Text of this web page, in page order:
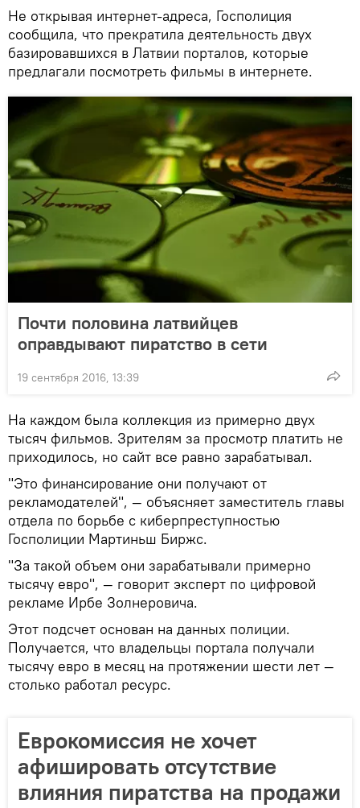
Не открывая интернет-адреса, Госполиция
сообщила, что прекратила деятельность двух
базировавшихся в Латвии порталов, которые
предлагали посмотреть фильмы в интернете.
Почти половина латвийцев
оправдывают пиратство в сети
19 сентября 2016, 13:39
На каждом была коллекция из примерно двух
тысяч фильмов. Зрителям за просмотр платить не
приходилось, но сайт все равно зарабатывал.
"Это финансирование они получают от
рекламодателей", — объясняет заместитель главы
отдела по борьбе с киберпреступностью
Госполиции Мартиньш Биржс.
"За такой объем они зарабатывали примерно
тысячу евро", — говорит эксперт по цифровой
рекламе Ирбе Золнеровича.
Этот подсчет основан на данных полиции.
Получается, что владельцы портала получали
тысячу евро в месяц на протяжении шести лет —
столько работал ресурс.
Еврокомиссия не хочет
афишировать отсутствие
влияния пиратства на продажи